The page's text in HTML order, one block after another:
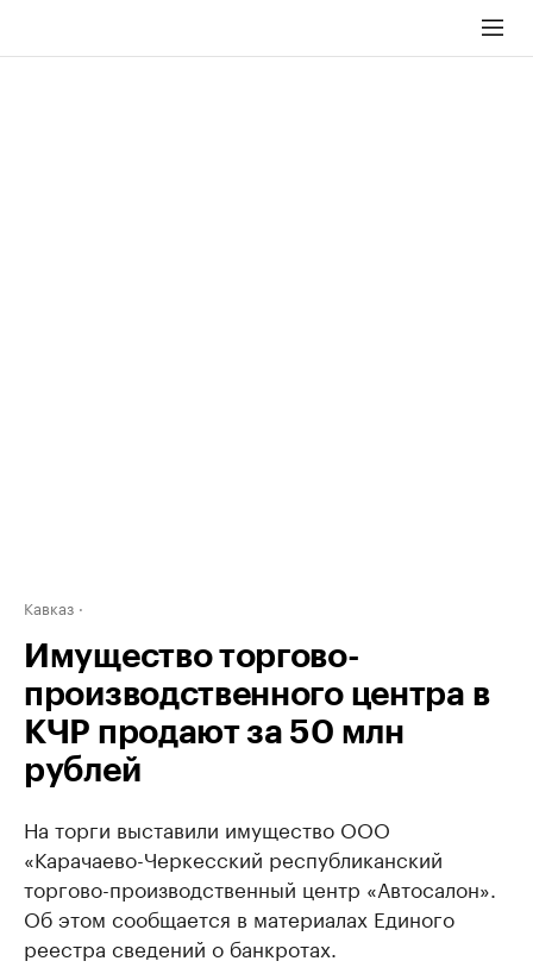
Кавказ
Имущество торгово-
производственного центра в
КЧР продают за 50 млн
рублей
На торги выставили имущество ООО
«Карачаево-Черкесский республиканский
торгово-производственный центр «Автосалон».
Об этом сообщается в материалах Единого
реестра сведений о банкротах.